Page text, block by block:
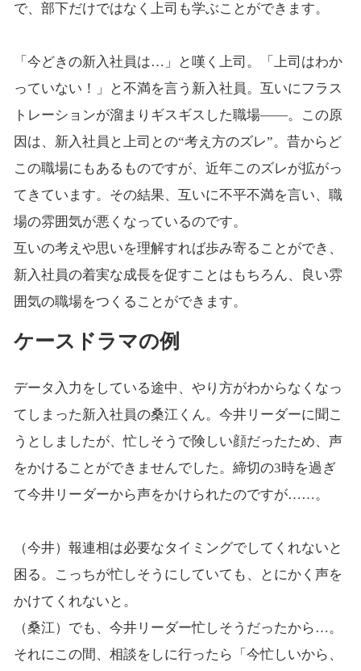
で、部下だけではなく上司も学ぶことができます。
「今どきの新入社員は…」と嘆く上司。「上司はわか
っていない！」と不満を言う新入社員。互いにフラス
トレーションが溜まりギスギスした職場――。この原
因は、新入社員と上司との“考え方のズレ”。昔からど
この職場にもあるものですが、近年このズレが拡がっ
てきています。その結果、互いに不平不満を言い、職
場の雰囲気が悪くなっているのです。
互いの考えや思いを理解すれば歩み寄ることができ、
新入社員の着実な成長を促すことはもちろん、良い雰
囲気の職場をつくることができます。
ケースドラマの例
データ入力をしている途中、やり方がわからなくなっ
てしまった新入社員の桑江くん。今井リーダーに聞こ
うとしましたが、忙しそうで険しい顔だったため、声
をかけることができませんでした。締切の3時を過ぎ
て今井リーダーから声をかけられたのですが……。
（今井）報連相は必要なタイミングでしてくれないと
困る。こっちが忙しそうにしていても、とにかく声を
かけてくれないと。
（桑江）でも、今井リーダー忙しそうだったから…。
それにこの間、相談をしに行ったら「今忙しいから、